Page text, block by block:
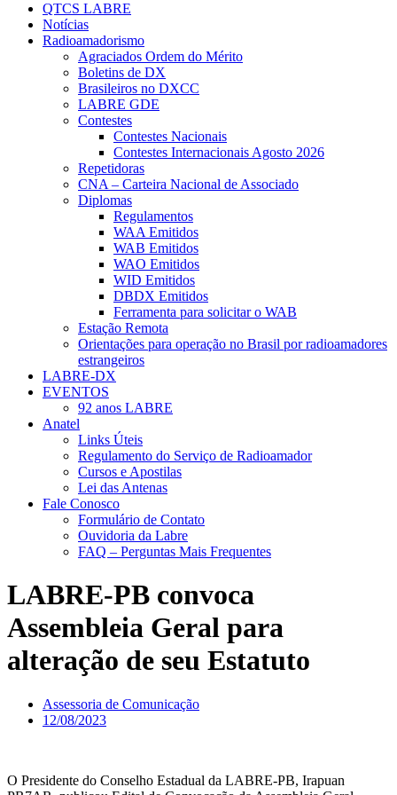
QTCS LABRE
Notícias
Radioamadorismo
Agraciados Ordem do Mérito
Boletins de DX
Brasileiros no DXCC
LABRE GDE
Contestes
Contestes Nacionais
Contestes Internacionais Agosto 2026
Repetidoras
CNA – Carteira Nacional de Associado
Diplomas
Regulamentos
WAA Emitidos
WAB Emitidos
WAO Emitidos
WID Emitidos
DBDX Emitidos
Ferramenta para solicitar o WAB
Estação Remota
Orientações para operação no Brasil por radioamadores
estrangeiros
LABRE-DX
EVENTOS
92 anos LABRE
Anatel
Links Úteis
Regulamento do Serviço de Radioamador
Cursos e Apostilas
Lei das Antenas
Fale Conosco
Formulário de Contato
Ouvidoria da Labre
FAQ – Perguntas Mais Frequentes
LABRE-PB convoca
Assembleia Geral para
alteração de seu Estatuto
Assessoria de Comunicação
12/08/2023
O Presidente do Conselho Estadual da LABRE-PB, Irapuan